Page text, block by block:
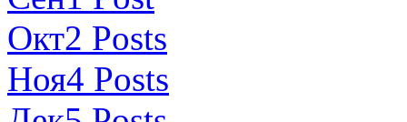
Окт2 Posts
Ноя4 Posts